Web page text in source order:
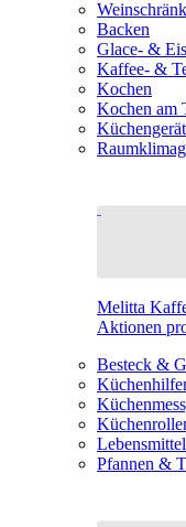
Backen
Glace- &
Kaffee- &
Kochen
Kochen am
Melitta
Aktionen
Besteck &
Pfannen &